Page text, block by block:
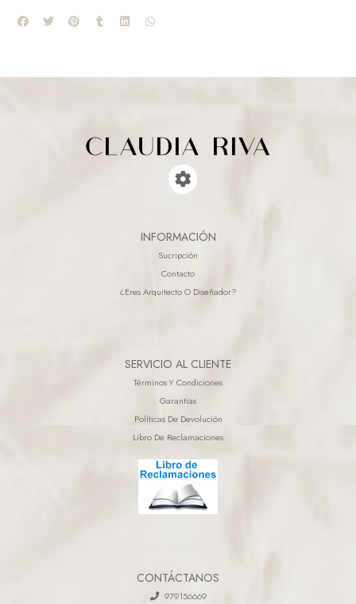
INFORMACIÓN
Sucripción
Contacto
¿eres Arquitecto O Diseñador?
SERVICIO AL CLIENTE
Términos Y Condiciones
Garantias
Políticas De Devolución
Libro De Reclamaciones
CONTÁCTANOS
979156669